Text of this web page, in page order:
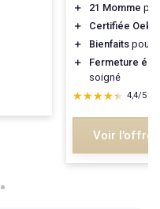
＋
21 Momme
＋
Certifiée
＋
Bienfaits pour
＋
Fermeture
soigné
★★★★★
★★★★★ 4,4/5
Voir l'offre